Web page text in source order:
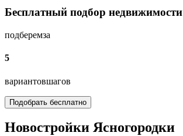
Бесплатный подбор недвижимости
подберемза
5
вариантовшагов
Подобрать бесплатно
Новостройки Ясногородки